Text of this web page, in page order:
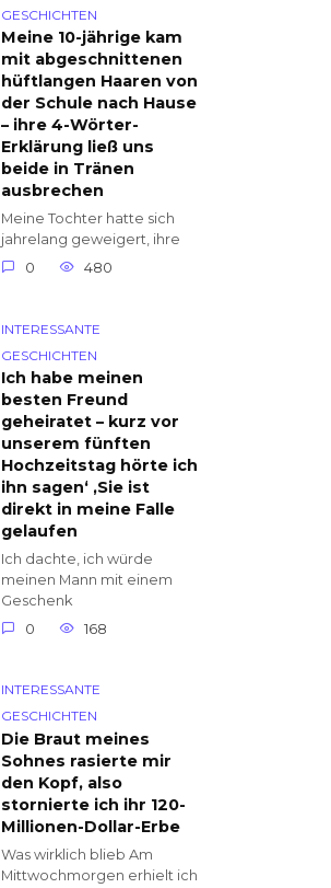
GESCHICHTEN
Meine 10-jährige kam
mit abgeschnittenen
hüftlangen Haaren von
der Schule nach Hause
– ihre 4-Wörter-
Erklärung ließ uns
beide in Tränen
ausbrechen
Meine Tochter hatte sich
jahrelang geweigert, ihre
0
480
INTERESSANTE
GESCHICHTEN
Ich habe meinen
besten Freund
geheiratet – kurz vor
unserem fünften
Hochzeitstag hörte ich
ihn sagen‘ ‚Sie ist
direkt in meine Falle
gelaufen
Ich dachte, ich würde
meinen Mann mit einem
Geschenk
0
168
INTERESSANTE
GESCHICHTEN
Die Braut meines
Sohnes rasierte mir
den Kopf, also
stornierte ich ihr 120-
Millionen-Dollar-Erbe
Was wirklich blieb Am
Mittwochmorgen erhielt ich